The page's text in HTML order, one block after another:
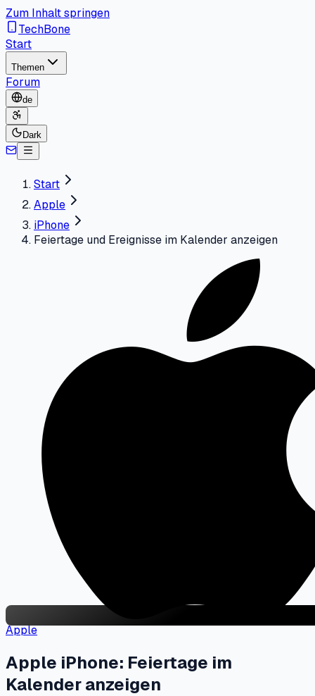
Zum Inhalt springen
TechBone
Start
Themen
Forum
de
Dark
Start
Apple
iPhone
Feiertage und Ereignisse im Kalender anzeigen
Apple
Apple iPhone: Feiertage im
Kalender anzeigen